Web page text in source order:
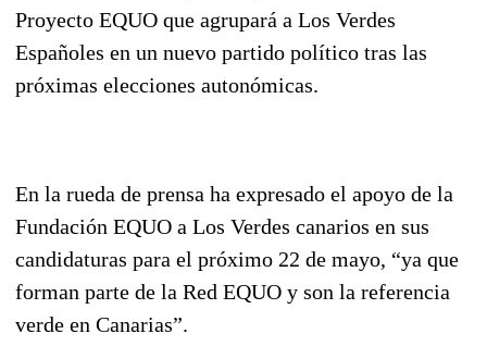
Proyecto EQUO que agrupará a Los Verdes
Españoles en un nuevo partido político tras las
próximas elecciones autonómicas.
En la rueda de prensa ha expresado el apoyo de la
Fundación EQUO a Los Verdes canarios en sus
candidaturas para el próximo 22 de mayo, “ya que
forman parte de la Red EQUO y son la referencia
verde en Canarias”.